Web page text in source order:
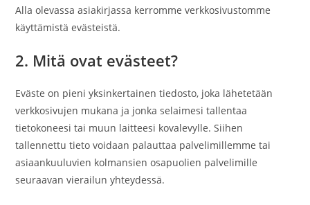
Alla olevassa asiakirjassa kerromme verkkosivustomme
käyttämistä evästeistä.
2. Mitä ovat evästeet?
Eväste on pieni yksinkertainen tiedosto, joka lähetetään
verkkosivujen mukana ja jonka selaimesi tallentaa
tietokoneesi tai muun laitteesi kovalevylle. Siihen
tallennettu tieto voidaan palauttaa palvelimillemme tai
asiaankuuluvien kolmansien osapuolien palvelimille
seuraavan vierailun yhteydessä.